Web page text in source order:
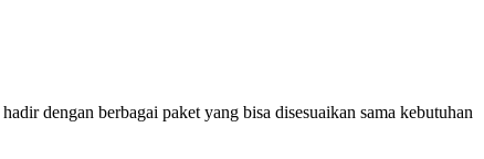
hadir dengan berbagai paket yang bisa disesuaikan sama kebutuhan